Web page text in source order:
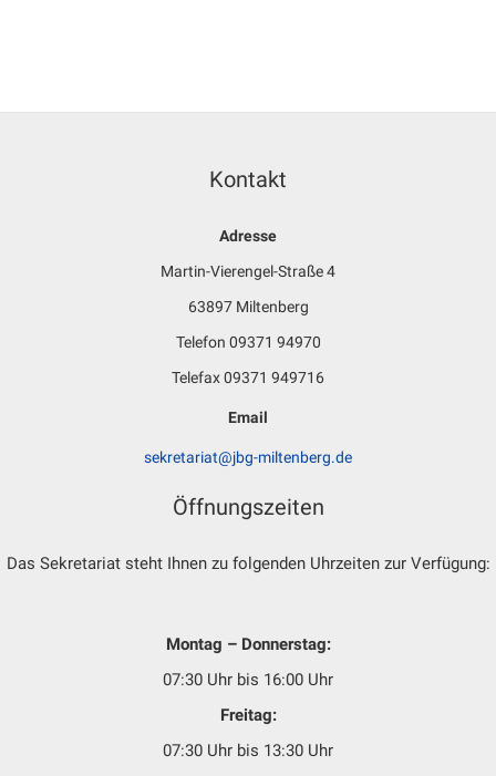
Kontakt
Adresse
Martin-Vierengel-Straße 4
63897 Miltenberg
Telefon 09371 94970
Telefax 09371 949716
Email
sekretariat@jbg-miltenberg.de
Öffnungszeiten
Das Sekretariat steht Ihnen zu folgenden Uhrzeiten zur Verfügung:
Montag – Donnerstag:
07:30 Uhr bis 16:00 Uhr
Freitag:
07:30 Uhr bis 13:30 Uhr